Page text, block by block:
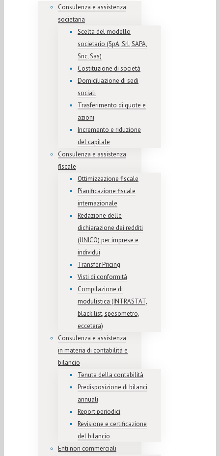
Consulenza e assistenza
societaria
Scelta del modello
societario (SpA, Srl, SAPA,
Snc, Sas)
Costituzione di società
Domiciliazione di sedi
sociali
Trasferimento di quote e
azioni
Incremento e riduzione
del capitale
Consulenza e assistenza
fiscale
Ottimizzazione fiscale
Pianificazione fiscale
internazionale
Redazione delle
dichiarazione dei redditi
(UNICO) per imprese e
individui
Transfer Pricing
Visti di conformità
Compilazione di
modulistica (INTRASTAT,
black list, spesometro,
eccetera)
Consulenza e assistenza
in materia di contabilità e
bilancio
Tenuta della contabilità
Predisposizione di bilanci
annuali
Report periodici
Revisione e certificazione
del bilancio
Enti non commerciali